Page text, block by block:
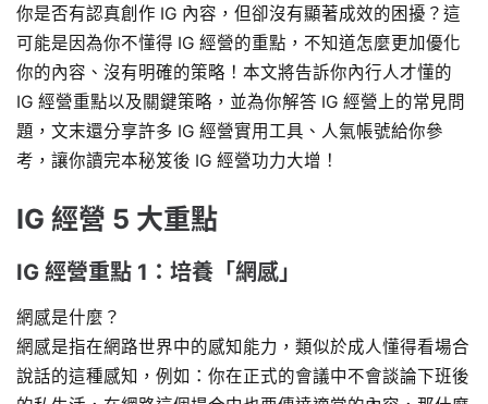
你是否有認真創作 IG 內容，但卻沒有顯著成效的困擾？這
可能是因為你不懂得 IG 經營的重點，不知道怎麼更加優化
你的內容、沒有明確的策略！本文將告訴你內行人才懂的
IG 經營重點以及關鍵策略，並為你解答 IG 經營上的常見問
題，文末還分享許多 IG 經營實用工具、人氣帳號給你參
考，讓你讀完本秘笈後 IG 經營功力大增！
IG 經營 5 大重點
IG 經營重點 1：培養「網感」
網感是什麼？
網感是指在網路世界中的感知能力，類似於成人懂得看場合
說話的這種感知，例如：你在正式的會議中不會談論下班後